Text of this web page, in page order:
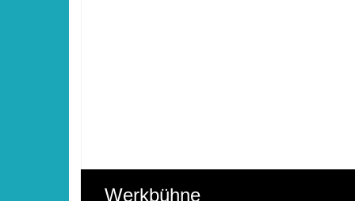
Werkbühne